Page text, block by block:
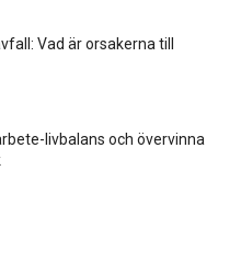
Vad är orsakerna till
livbalans och övervinna